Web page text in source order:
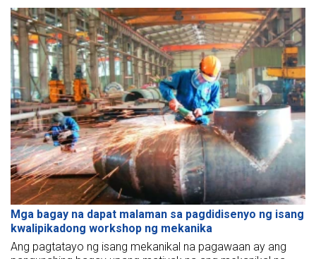
Makakatulong sa iyo ang artikulong ito.
Mga bagay na dapat malaman sa pagdidisenyo ng isang
kwalipikadong workshop ng mekanika
Ang pagtatayo ng isang mekanikal na pagawaan ay ang